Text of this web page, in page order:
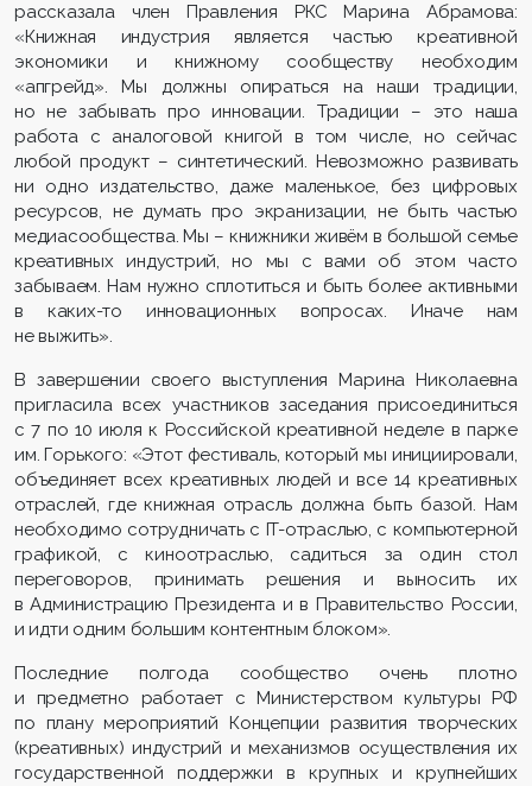
рассказала член Правления РКС Марина Абрамова:
«Книжная индустрия является частью креативной
экономики и книжному сообществу необходим
«апгрейд». Мы должны опираться на наши традиции,
но не забывать про инновации. Традиции – это наша
работа с аналоговой книгой в том числе, но сейчас
любой продукт – синтетический. Невозможно развивать
ни одно издательство, даже маленькое, без цифровых
ресурсов, не думать про экранизации, не быть частью
медиасообщества. Мы – книжники живём в большой семье
креативных индустрий, но мы с вами об этом часто
забываем. Нам нужно сплотиться и быть более активными
в каких-то инновационных вопросах. Иначе нам
не выжить».
В завершении своего выступления Марина Николаевна
пригласила всех участников заседания присоединиться
с 7 по 10 июля к Российской креативной неделе в парке
им. Горького: «Этот фестиваль, который мы инициировали,
объединяет всех креативных людей и все 14 креативных
отраслей, где книжная отрасль должна быть базой. Нам
необходимо сотрудничать с IT-отраслью, с компьютерной
графикой, с киноотраслью, садиться за один стол
переговоров, принимать решения и выносить их
в Администрацию Президента и в Правительство России,
и идти одним большим контентным блоком».
Последние полгода сообщество очень плотно
и предметно работает с Министерством культуры РФ
по плану мероприятий Концепции развития творческих
(креативных) индустрий и механизмов осуществления их
государственной поддержки в крупных и крупнейших